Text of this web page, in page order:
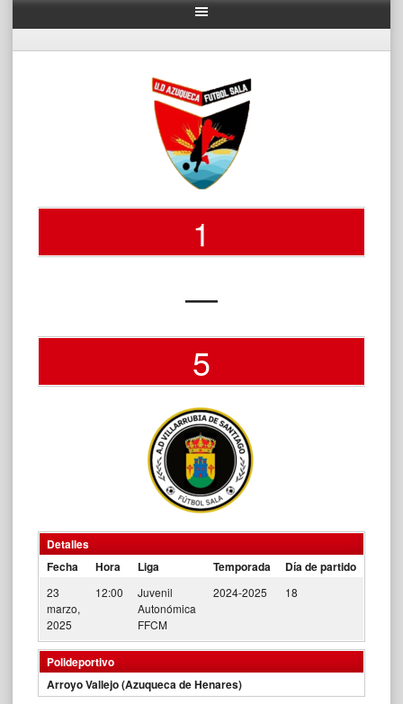
1
—
5
Detalles
Fecha
Hora Liga Temporada Día de partido
23
marzo,
2025
12:00
Juvenil
Autonómica
FFCM
2024-2025 18
Polideportivo
Arroyo Vallejo (Azuqueca de Henares)